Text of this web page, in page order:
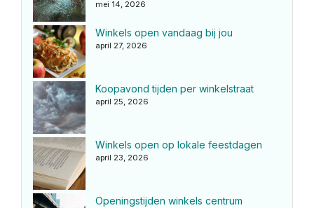
mei 14, 2026
Winkels open vandaag bij jou
april 27, 2026
Koopavond tijden per winkelstraat
april 25, 2026
Winkels open op lokale feestdagen
april 23, 2026
Openingstijden winkels centrum